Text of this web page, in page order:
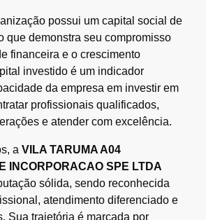
possui um capital social de
que demonstra seu compromisso
financeira e o crescimento
investido é um indicador
da empresa em investir em
profissionais qualificados,
e atender com excelência.
a VILA TARUMA A04
INCORPORACAO SPE LTDA
sólida, sendo reconhecida
atendimento diferenciado e
Sua trajetória é marcada por